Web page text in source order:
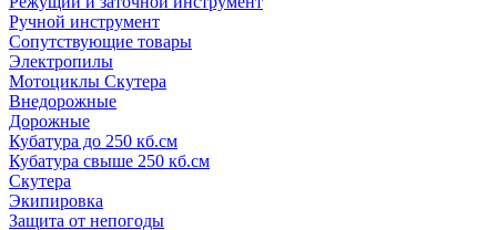
Ручной инструмент
Сопутствующие товары
Электропилы
Мотоциклы Скутера
Внедорожные
Дорожные
Кубатура до 250 кб.см
Кубатура свыше 250 кб.см
Скутера
Экипировка
Защита от непогоды